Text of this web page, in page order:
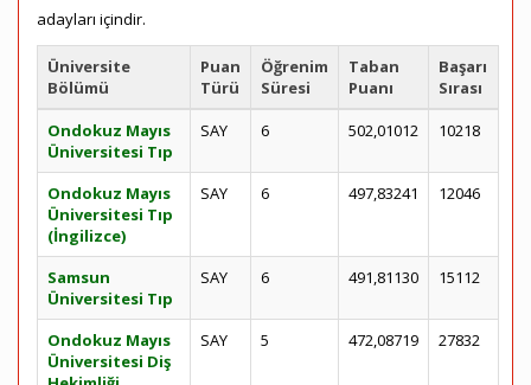
adayları içindir.
Üniversite
Bölümü
Puan
Türü
Öğrenim
Süresi
Taban
Puanı
Başarı
Sırası
Ondokuz Mayıs
Üniversitesi Tıp
SAY 6 502,01012 10218
Ondokuz Mayıs
Üniversitesi Tıp
(İngilizce)
SAY 6 497,83241 12046
Samsun
Üniversitesi Tıp
SAY 6 491,81130 15112
Ondokuz Mayıs
Üniversitesi Diş
SAY 5 472,08719 27832